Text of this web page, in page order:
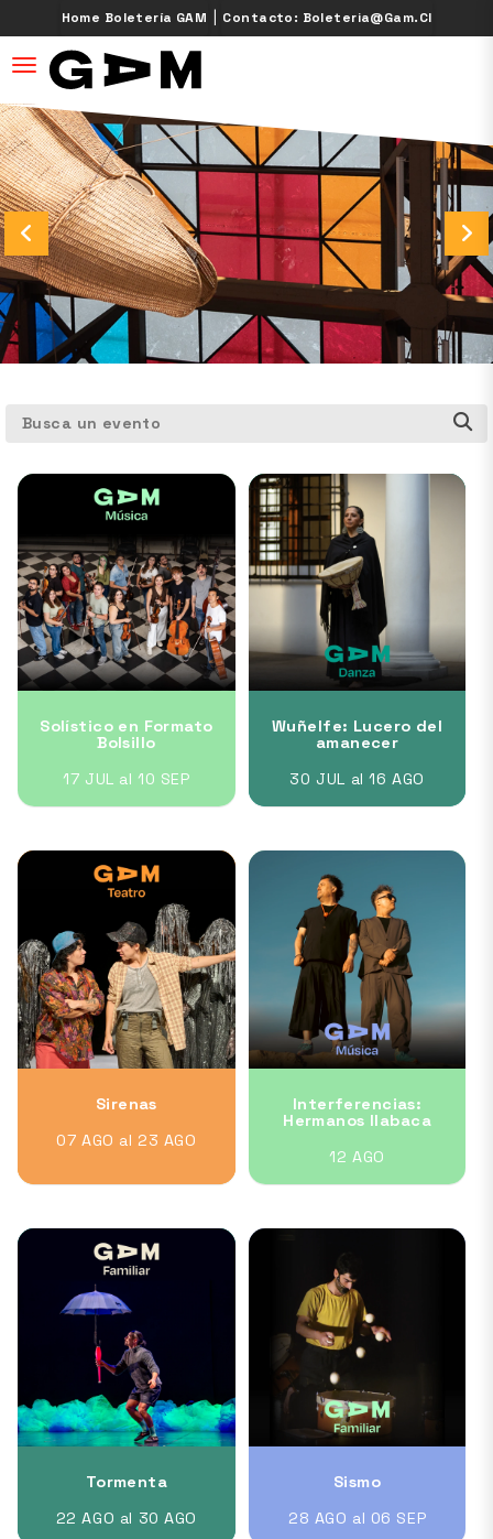
Home Boletería GAM | Contacto: Boleteria@gam.cl
desplegar navegación
Busca un evento
Solístico en Formato
Bolsillo
17 JUL al 10 SEP
Wuñelfe: Lucero del
amanecer
30 JUL al 16 AGO
Sirenas
07 AGO al 23 AGO
Interferencias:
Hermanos Ilabaca
12 AGO
Tormenta
22 AGO al 30 AGO
Sismo
28 AGO al 06 SEP